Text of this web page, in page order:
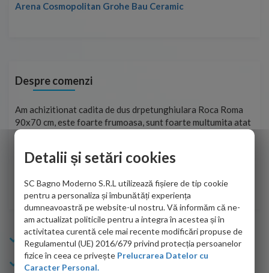
Arena Cosmopolitan Grohe Bau Ceramic
Despre comenzi
Am achizitionat cadita de dus drpetunghiulara Roca Roma
90x70 cm, este foarte frumoasa, sunt foarte multumita atat
de personalul firmei dvs. cu care am colaborat in obtinerea
adus coletul in siguranta.Numai bine, va doresc!
Sofrone Viviana -28.07.2026
Info Bagno
Cumparaturi
Detalii și setări cookies
SC Bagno Moderno S.R.L utilizează fișiere de tip cookie
pentru a personaliza și îmbunătăți experiența
dumneavoastră pe website-ul nostru. Vă informăm că ne-
am actualizat politicile pentru a integra în acestea și în
activitatea curentă cele mai recente modificări propuse de
Regulamentul (UE) 2016/679 privind protecția persoanelor
fizice în ceea ce privește Prelucrarea Datelor cu
Caracter Personal.